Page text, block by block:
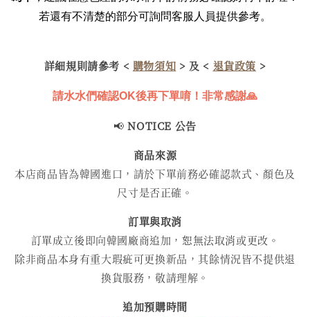
若還有不清楚的部分可詢問客服人員提供參考。
詳細規則請參考 < 購物須知 > 及 < 退貨政策 >
請水水們確認OK後再下單唷！非常感謝🙏
📢NOTICE 公告
商品來源
本店商品皆為韓國進口，請於下單前務必確認款式、顏色及
尺寸是否正確。
訂單與取消
訂單成立後即向韓國廠商追加，恕無法取消或更改。
除非商品本身有重大瑕疵可更換新品，其餘情況皆不提供退
換貨服務，敬請理解。
追加預購時間